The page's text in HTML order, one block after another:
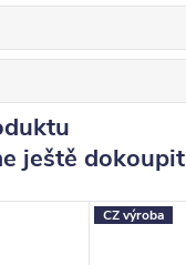
ještě dokoupit
CZ výroba